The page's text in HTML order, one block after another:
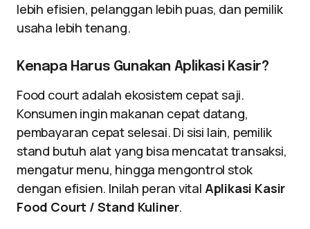
lebih efisien, pelanggan lebih puas, dan pemilik
usaha lebih tenang.
Kenapa Harus Gunakan Aplikasi Kasir?
Food court adalah ekosistem cepat saji.
Konsumen ingin makanan cepat datang,
pembayaran cepat selesai. Di sisi lain, pemilik
stand butuh alat yang bisa mencatat transaksi,
mengatur menu, hingga mengontrol stok
dengan efisien. Inilah peran vital Aplikasi Kasir
Food Court / Stand Kuliner.